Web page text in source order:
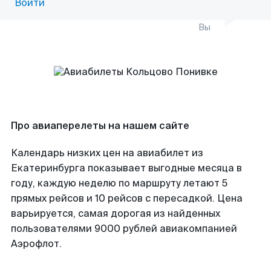
Войти
Вы
Про авиаперелеты на нашем сайте
Календарь низких цен на авиабилет из
Екатеринбурга показывает выгодные месяца в
году, каждую неделю по маршруту летают 5
прямых рейсов и 10 рейсов с пересадкой. Цена
варьируется, самая дорогая из найденных
пользователями 9000 рублей авиакомпанией
Аэрофлот.